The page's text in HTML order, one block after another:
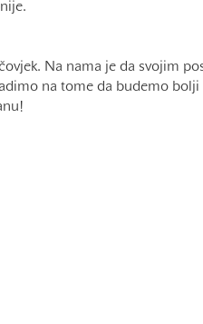
Na nama je da svojim
na tome da budemo